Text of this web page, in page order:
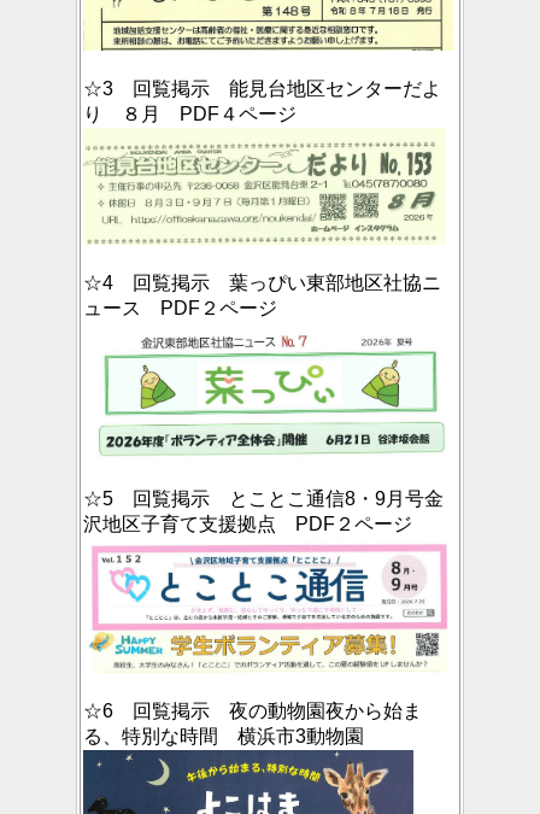
☆3 回覧掲示 能見台地区センターだよ
り ８月 PDF４ページ
☆4 回覧掲示 葉っぴい東部地区社協ニ
ュース PDF２ページ
☆5 回覧掲示 とことこ通信8・9月号金
沢地区子育て支援拠点 PDF２ページ
☆6 回覧掲示 夜の動物園夜から始ま
る、特別な時間 横浜市3動物園